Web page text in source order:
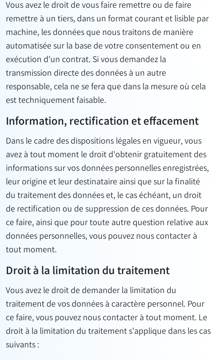
Vous avez le droit de vous faire remettre ou de faire
remettre à un tiers, dans un format courant et lisible par
machine, les données que nous traitons de manière
automatisée sur la base de votre consentement ou en
exécution d'un contrat. Si vous demandez la
transmission directe des données à un autre
responsable, cela ne se fera que dans la mesure où cela
est techniquement faisable.
Information, rectification et effacement
Dans le cadre des dispositions légales en vigueur, vous
avez à tout moment le droit d'obtenir gratuitement des
informations sur vos données personnelles enregistrées,
leur origine et leur destinataire ainsi que sur la finalité
du traitement des données et, le cas échéant, un droit
de rectification ou de suppression de ces données. Pour
ce faire, ainsi que pour toute autre question relative aux
données personnelles, vous pouvez nous contacter à
tout moment.
Droit à la limitation du traitement
Vous avez le droit de demander la limitation du
traitement de vos données à caractère personnel. Pour
ce faire, vous pouvez nous contacter à tout moment. Le
droit à la limitation du traitement s'applique dans les cas
suivants :